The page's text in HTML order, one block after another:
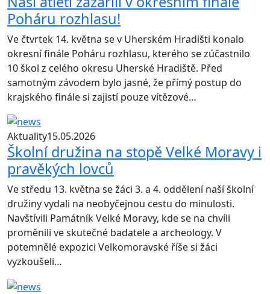
Poháru rozhlasu!
Ve čtvrtek 14. května se v Uherském Hradišti konalo
okresní finále Poháru rozhlasu, kterého se zúčastnilo
10 škol z celého okresu Uherské Hradiště. Před
samotným závodem bylo jasné, že přímý postup do
krajského finále si zajistí pouze vítězové…
Aktuality15.05.2026
Školní družina na stopě Velké Moravy i
pravěkých lovců
Ve středu 13. května se žáci 3. a 4. oddělení naší školní
družiny vydali na neobyčejnou cestu do minulosti.
Navštívili Památník Velké Moravy, kde se na chvíli
proměnili ve skutečné badatele a archeology. V
potemnělé expozici Velkomoravské říše si žáci
vyzkoušeli…